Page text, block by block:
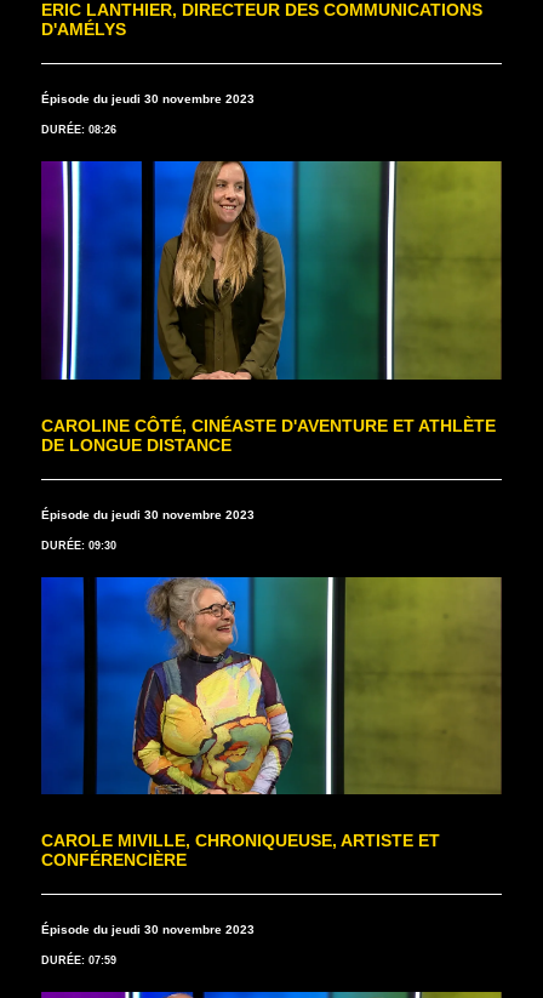
ERIC LANTHIER, DIRECTEUR DES COMMUNICATIONS
D'AMÉLYS
Épisode du jeudi 30 novembre 2023
DURÉE: 08:26
CAROLINE CÔTÉ, CINÉASTE D'AVENTURE ET ATHLÈTE
DE LONGUE DISTANCE
Épisode du jeudi 30 novembre 2023
DURÉE: 09:30
CAROLE MIVILLE, CHRONIQUEUSE, ARTISTE ET
CONFÉRENCIÈRE
Épisode du jeudi 30 novembre 2023
DURÉE: 07:59